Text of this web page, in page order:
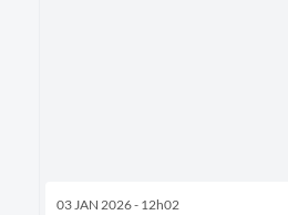
03 JAN 2026 - 12h02